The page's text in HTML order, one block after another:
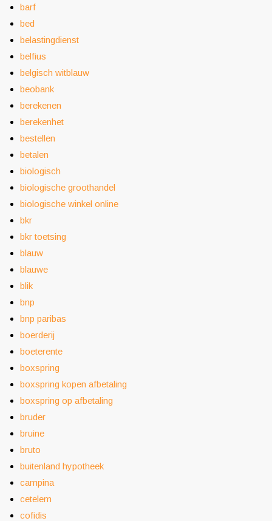
barf
bed
belastingdienst
belfius
belgisch witblauw
beobank
berekenen
berekenhet
bestellen
betalen
biologisch
biologische groothandel
biologische winkel online
bkr
bkr toetsing
blauw
blauwe
blik
bnp
bnp paribas
boerderij
boeterente
boxspring
boxspring kopen afbetaling
boxspring op afbetaling
bruder
bruine
bruto
buitenland hypotheek
campina
cetelem
cofidis